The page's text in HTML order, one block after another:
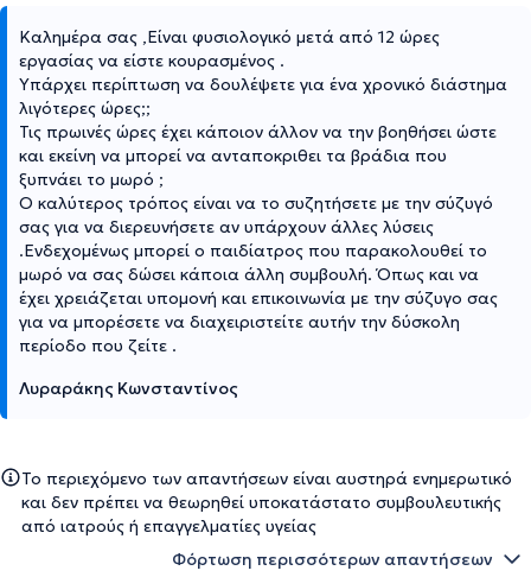
Καλημέρα σας ,Είναι φυσιολογικό μετά από 12 ώρες
εργασίας να είστε κουρασμένος .
Υπάρχει περίπτωση να δουλέψετε για ένα χρονικό διάστημα
λιγότερες ώρες;;
Τις πρωινές ώρες έχει κάποιον άλλον να την βοηθήσει ώστε
και εκείνη να μπορεί να ανταποκριθει τα βράδια που
ξυπνάει το μωρό ;
Ο καλύτερος τρόπος είναι να το συζητήσετε με την σύζυγό
σας για να διερευνήσετε αν υπάρχουν άλλες λύσεις
.Ενδεχομένως μπορεί ο παιδίατρος που παρακολουθεί το
μωρό να σας δώσει κάποια άλλη συμβουλή. Όπως και να
έχει χρειάζεται υπομονή και επικοινωνία με την σύζυγο σας
για να μπορέσετε να διαχειριστείτε αυτήν την δύσκολη
περίοδο που ζείτε .
Λυραράκης Κωνσταντίνος
Το περιεχόμενο των απαντήσεων είναι αυστηρά ενημερωτικό
και δεν πρέπει να θεωρηθεί υποκατάστατο συμβουλευτικής
από ιατρούς ή επαγγελματίες υγείας
Φόρτωση περισσότερων απαντήσεων